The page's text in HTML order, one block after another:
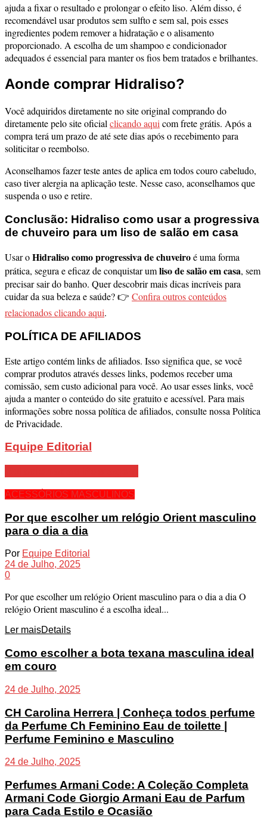
ajuda a fixar o resultado e prolongar o efeito liso. Além disso, é
recomendável usar produtos sem sulfto e sem sal, pois esses
ingredientes podem remover a hidratação e o alisamento
proporcionado. A escolha de um shampoo e condicionador
adequados é essencial para manter os fios bem tratados e brilhantes.
Aonde comprar Hidraliso?
Você adquiridos diretamente no site original comprando do
diretamente pelo site oficial clicando aqui com frete grátis. Após a
compra terá um prazo de até sete dias após o recebimento para
soliticitar o reembolso.
Aconselhamos fazer teste antes de aplica em todos couro cabeludo,
caso tiver alergia na aplicação teste. Nesse caso, aconselhamos que
suspenda o uso e retire.
Conclusão: Hidraliso como usar a progressiva
de chuveiro para um liso de salão em casa
Usar oHidraliso como progressiva de chuveiroé uma forma
prática, segura e eficaz de conquistar umliso de salão em casa, sem
precisar sair do banho. Quer descobrir mais dicas incríveis para
cuidar da sua beleza e saúde? 👉 Confira outros conteúdos
relacionados clicando aqui.
POLÍTICA DE AFILIADOS
Este artigo contém links de afiliados. Isso significa que, se você
comprar produtos através desses links, podemos receber uma
comissão, sem custo adicional para você. Ao usar esses links, você
ajuda a manter o conteúdo do site gratuito e acessível. Para mais
informações sobre nossa política de afiliados, consulte nossa Política
de Privacidade.
Equipe Editorial
ACESSÓRIOS MASCULINOS
Por que escolher um relógio Orient masculino
para o dia a dia
Por Equipe Editorial
24 de Julho, 2025
0
Por que escolher um relógio Orient masculino para o dia a dia O
relógio Orient masculino é a escolha ideal...
Ler maisDetails
Como escolher a bota texana masculina ideal
em couro
24 de Julho, 2025
CH Carolina Herrera | Conheça todos perfume
da Perfume Ch Feminino Eau de toilette |
Perfume Feminino e Masculino
24 de Julho, 2025
Perfumes Armani Code: A Coleção Completa
Armani Code Giorgio Armani Eau de Parfum
para Cada Estilo e Ocasião